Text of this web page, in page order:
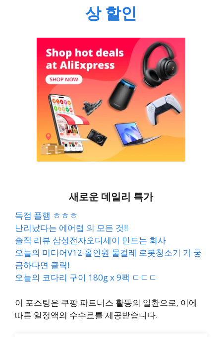
상 할인
새로운 데일리 특가
독점 폴햄 ㅎㅎㅎ
난리났다는 에어랩 의 모든 것!!
솔직 리뷰 삼성전자오디세이 만드는 회사
오늘의 미디어V12 올인원 물걸레 로봇청소기 가 궁
금하다면 클릭!
오늘의 코다리 구이 180g x 9팩 ㄷㄷㄷ
이 포스팅은 쿠팡 파트너스 활동의 일환으로, 이에
따른 일정액의 수수료를 제공받습니다.